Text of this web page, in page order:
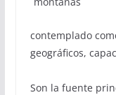
contemplado
geográficos,
Son la fuente